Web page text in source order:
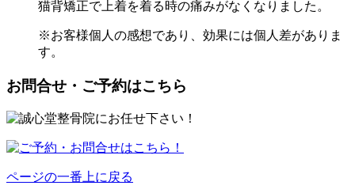
猫背矯正で上着を着る時の痛みがなくなりました。
※お客様個人の感想であり、効果には個人差がありま
す。
お問合せ・ご予約はこちら
ページの一番上に戻る